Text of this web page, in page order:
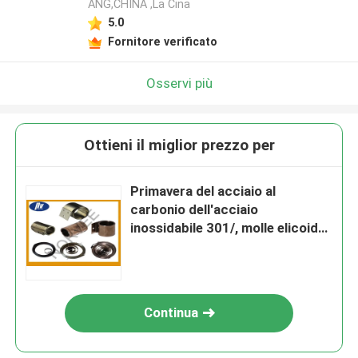
ANG,CHINA ,La Cina
5.0
Fornitore verificato
Osservi più
Ottieni il miglior prezzo per
Primavera del acciaio al
carbonio dell'acciaio
inossidabile 301/, molle elicoidali
Continua